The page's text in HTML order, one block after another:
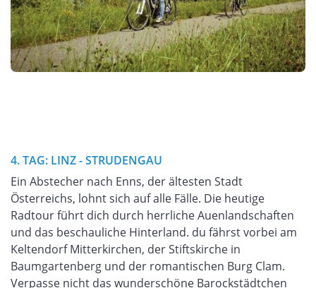
4. TAG: LINZ - STRUDENGAU
Ein Abstecher nach Enns, der ältesten Stadt
Österreichs, lohnt sich auf alle Fälle. Die heutige
Radtour führt dich durch herrliche Auenlandschaften
und das beschauliche Hinterland. du fährst vorbei am
Keltendorf Mitterkirchen, der Stiftskirche in
Baumgartenberg und der romantischen Burg Clam.
Verpasse nicht das wunderschöne Barockstädtchen